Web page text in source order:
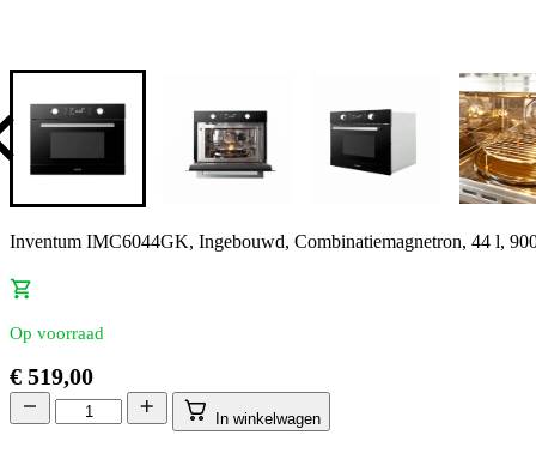
Inventum IMC6044GK, Ingebouwd, Combinatiemagnetron, 44 l,
Op voorraad
€ 519,00
In winkelwagen